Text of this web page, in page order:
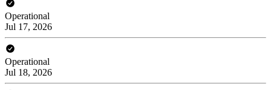
Operational
Jul 17, 2026
Operational
Jul 18, 2026